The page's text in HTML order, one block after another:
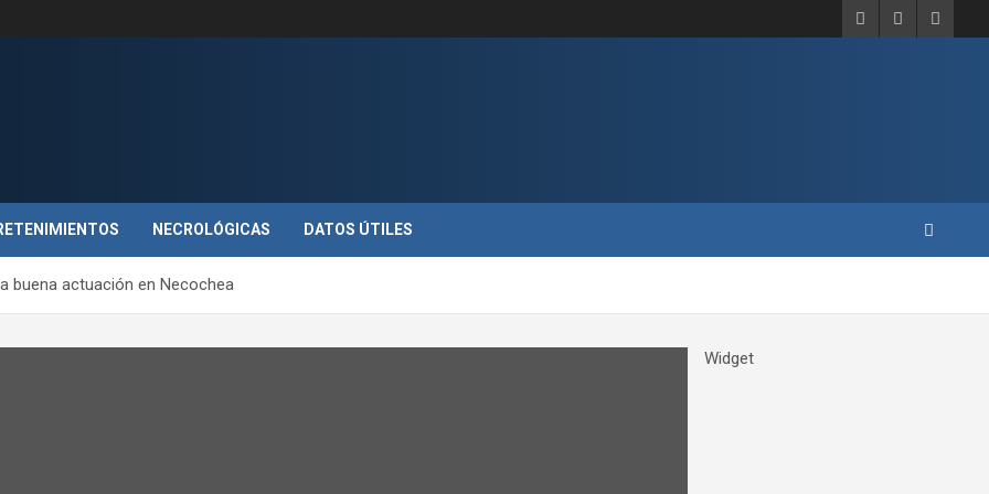
NECROLÓGICAS DATOS ÚTILES
buena actuación en Necochea
Widget